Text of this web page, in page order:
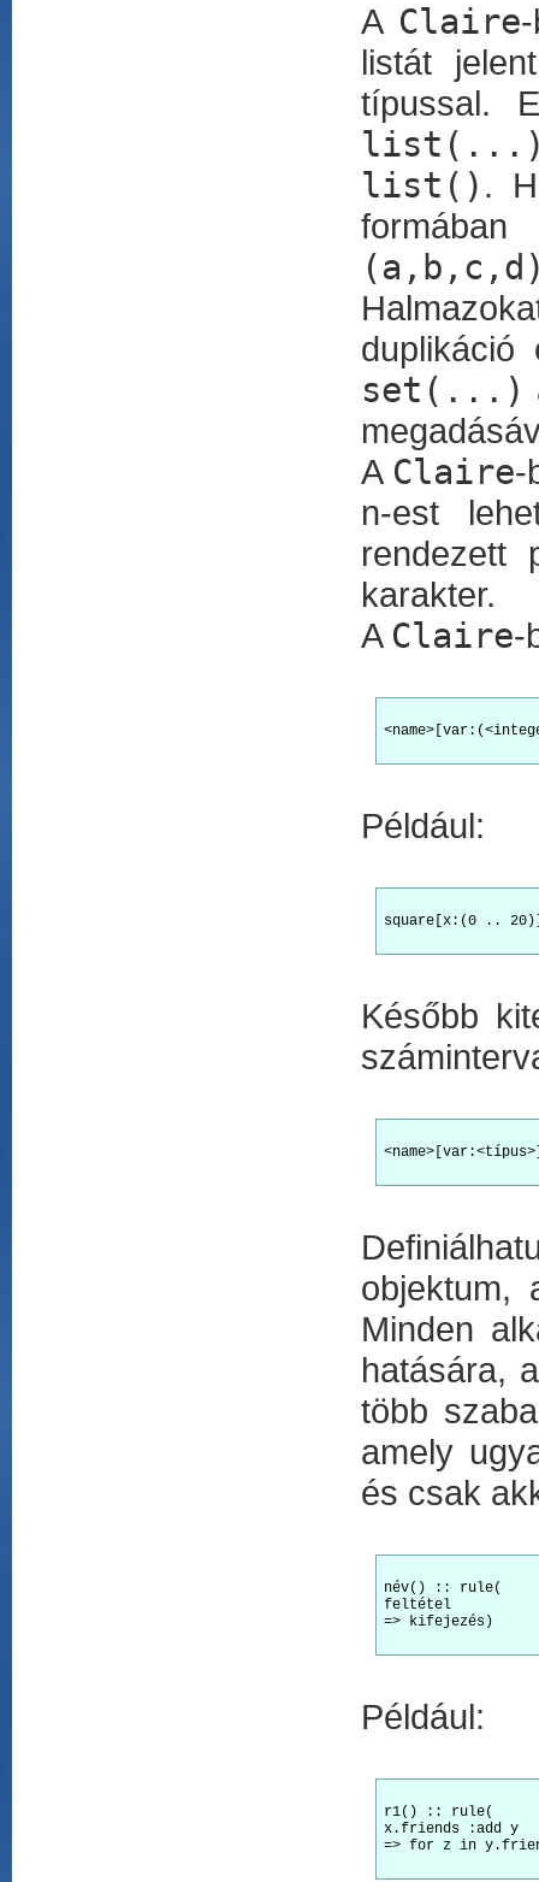
A Claire
listát
típussal.
list() .
duplikáció
set(...)
A Claire-
n-est
rendezett
karakter.
A Claire-
Például:
square[x:(0 ..
Később
objektum,
Minden
hatására,
több
amely
és csak
név() :: rule(
feltétel
=> kifejezés)
Például:
r1() :: rule(
x.friends :add y
=> for z in